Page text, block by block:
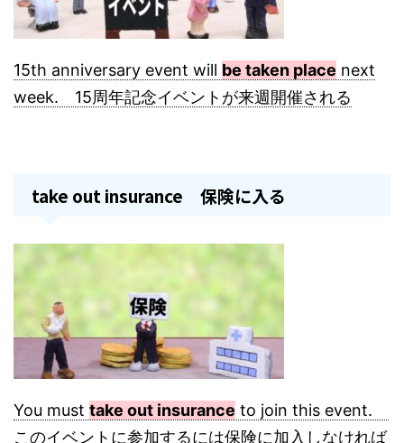
15th anniversary event will be taken place next
week. 15周年記念イベントが来週開催される
take out insurance 保険に入る
You must take out insurance to join this event.
このイベントに参加するには保険に加入しなければ